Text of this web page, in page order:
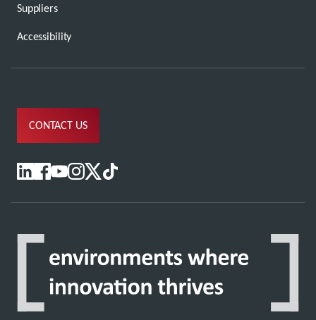
Suppliers
Accessibility
CONTACT US